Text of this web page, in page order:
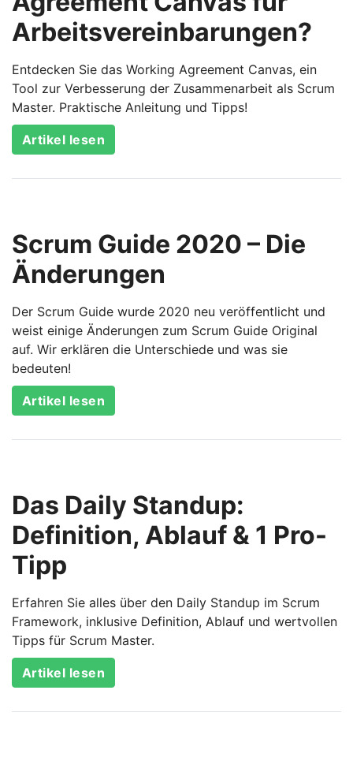
Arbeitsvereinbarungen?
Entdecken Sie das Working Agreement Canvas, ein
Tool zur Verbesserung der Zusammenarbeit als Scrum
Master. Praktische Anleitung und Tipps!
Artikel lesen
Scrum Guide 2020 – Die
Änderungen
Der Scrum Guide wurde 2020 neu veröffentlicht und
weist einige Änderungen zum Scrum Guide Original
auf. Wir erklären die Unterschiede und was sie
bedeuten!
Artikel lesen
Das Daily Standup:
Definition, Ablauf & 1 Pro-
Tipp
Erfahren Sie alles über den Daily Standup im Scrum
Framework, inklusive Definition, Ablauf und wertvollen
Tipps für Scrum Master.
Artikel lesen